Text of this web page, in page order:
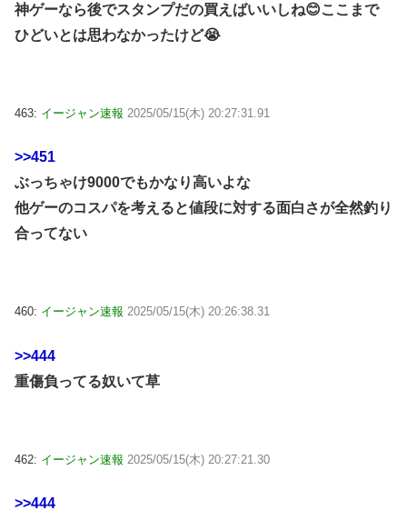
神ゲーなら後でスタンプだの買えばいいしね😊ここまで
ひどいとは思わなかったけど😭
463: イージャン速報 2025/05/15(木) 20:27:31.91
>>451
ぶっちゃけ9000でもかなり高いよな
他ゲーのコスパを考えると値段に対する面白さが全然釣り
合ってない
460: イージャン速報 2025/05/15(木) 20:26:38.31
>>444
重傷負ってる奴いて草
462: イージャン速報 2025/05/15(木) 20:27:21.30
>>444